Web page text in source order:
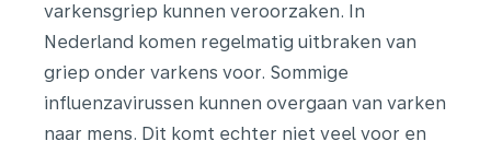
varkensgriep kunnen veroorzaken. In
Nederland komen regelmatig uitbraken van
griep onder varkens voor. Sommige
influenzavirussen kunnen overgaan van varken
naar mens. Dit komt echter niet veel voor en